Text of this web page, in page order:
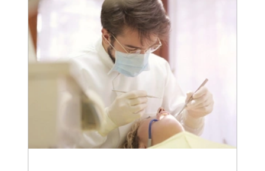
Nichtsdestotrotz müssen zusätzliche
Leistungen aus eigener Tasche bezahlt
werden. Eine spezielle
Zahnzusatzversicherung für Kinder deckt
viele Leistungen ab, die eine gesetzliche
Krankenkasse nicht übernimmt.